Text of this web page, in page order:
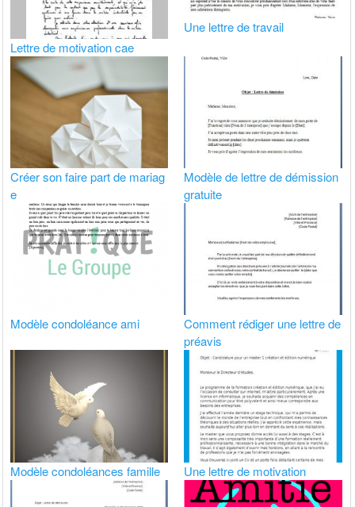
Lettre de motivation cae
Une lettre de travail
Créer son faire part de mariag
e
Modèle de lettre de démission
gratuite
Modèle condoléance ami
Comment rédiger une lettre de
préavis
Modèle condoléances famille Une lettre de motivation